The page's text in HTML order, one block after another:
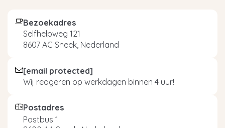
Bezoekadres
Selfhelpweg 121
8607 AC Sneek, Nederland
[email protected]
Wij reageren op werkdagen binnen 4 uur!
Postadres
Postbus 1